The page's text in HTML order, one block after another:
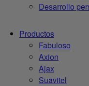
Desarrollo
Productos
Fabuloso
Axion
Ajax
Suavitel